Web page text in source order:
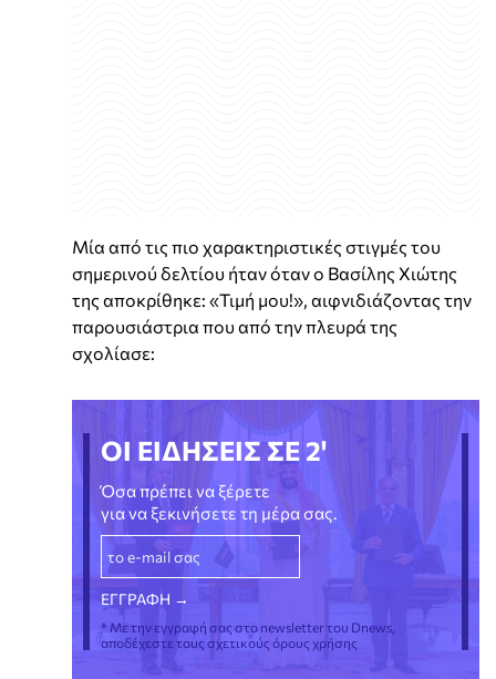
Μία από τις πιο χαρακτηριστικές στιγμές του
σημερινού δελτίου ήταν όταν ο Βασίλης Χιώτης
της αποκρίθηκε: «Τιμή μου!», αιφνιδιάζοντας την
παρουσιάστρια που από την πλευρά της
σχολίασε:
ΟΙ ΕΙΔΗΣΕΙΣ ΣΕ 2'
Όσα πρέπει να ξέρετε
για να ξεκινήσετε τη μέρα σας.
* Με την εγγραφή σας στο newsletter του Dnews,
αποδέχεστε τους σχετικούς όρους χρήσης